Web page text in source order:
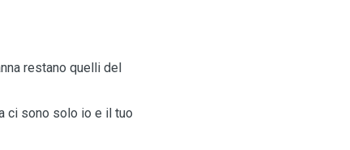
restano quelli del
ci sono solo io e il tuo